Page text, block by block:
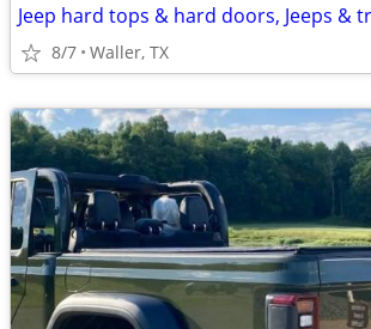
Jeep hard tops & hard doors, Jeeps &
8/7 Waller, TX